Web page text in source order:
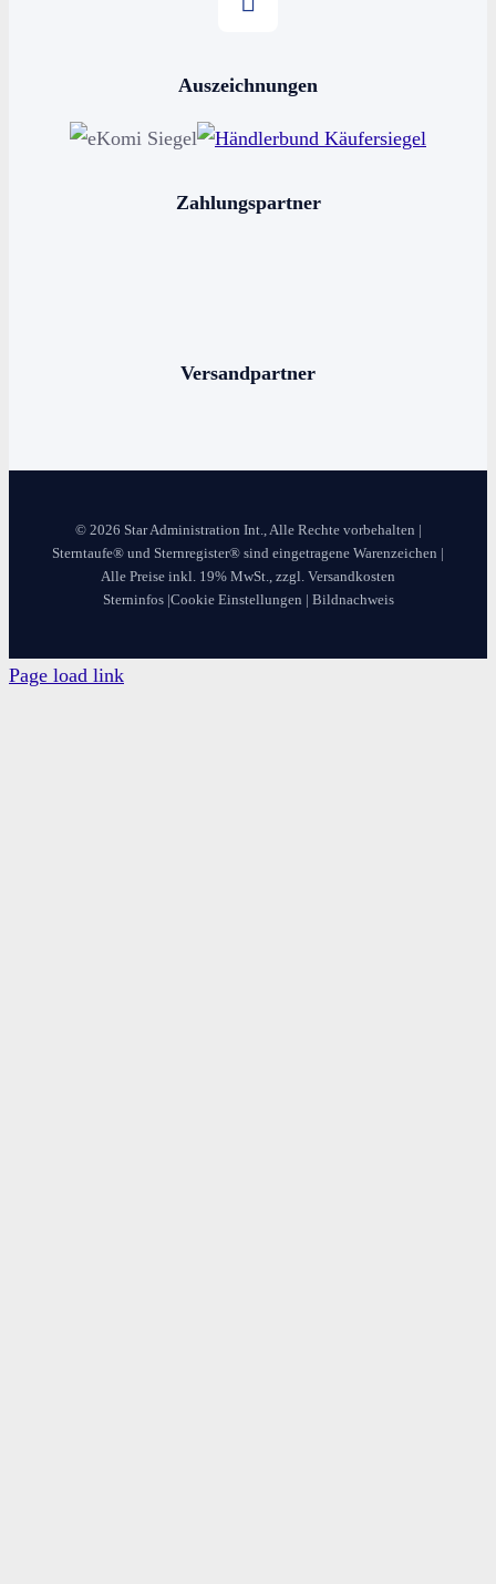
Horoskop kaufen
Sternschnuppe kaufen
Auszeichnungen
Zahlungspartner
Versandpartner
© 2026 Star Administration Int., Alle Rechte vorbehalten |
Sterntaufe® und Sternregister® sind eingetragene Warenzeichen |
Alle Preise inkl. 19% MwSt., zzgl. Versandkosten
Sterninfos|Cookie Einstellungen | Bildnachweis
Page load link